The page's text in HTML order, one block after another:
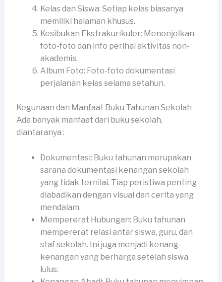
Kelas dan Siswa: Setiap kelas biasanya
memiliki halaman khusus.
Kesibukan Ekstrakurikuler: Menonjolkan
foto-foto dan info perihal aktivitas non-
akademis.
Album Foto: Foto-foto dokumentasi
perjalanan kelas selama setahun.
Kegunaan dan Manfaat Buku Tahunan Sekolah
Ada banyak manfaat dari buku sekolah,
diantaranya :
Dokumentasi: Buku tahunan merupakan
sarana dokumentasi kenangan sekolah
yang tidak ternilai. Tiap peristiwa penting
diabadikan dengan visual dan cerita yang
mendalam.
Mempererat Hubungan: Buku tahunan
mempererat relasi antar siswa, guru, dan
staf sekolah. Ini juga menjadi kenang-
kenangan yang berharga setelah siswa
lulus.